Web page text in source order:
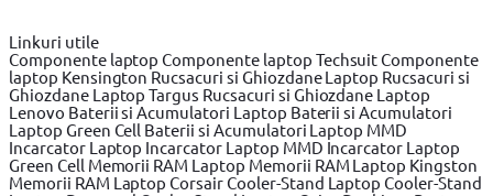
Linkuri utile
Componente laptopComponente laptop TechsuitComponente
laptop KensingtonRucsacuri si Ghiozdane Laptop Rucsacuri si
Ghiozdane Laptop Targus Rucsacuri si Ghiozdane Laptop
Lenovo Baterii si Acumulatori Laptop Baterii si Acumulatori
Laptop Green Cell Baterii si Acumulatori Laptop MMD
Incarcator Laptop Incarcator Laptop MMD Incarcator Laptop
Green Cell Memorii RAM LaptopMemorii RAM Laptop Kingston
Memorii RAM Laptop CorsairCooler-Stand LaptopCooler-Stand